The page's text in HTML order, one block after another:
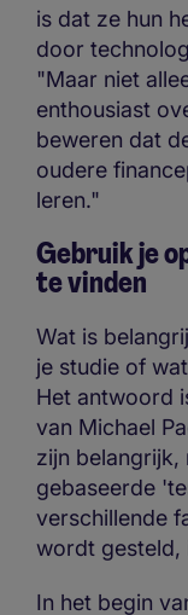
is dat ze hun
door
"Maar niet
enthousiast
beweren dat
oudere
leren."
Gebruik je
te vinden
Wat is
je studie of
Het antwoord
van Michael
zijn
gebaseerde
verschillende
wordt gesteld,
In het begin